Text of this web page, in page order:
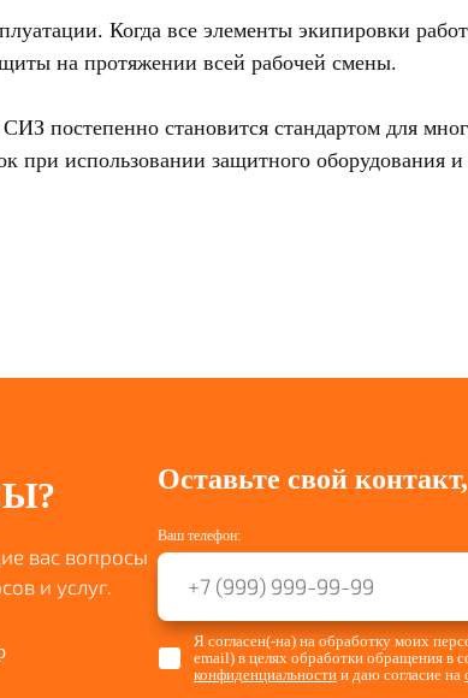
Когда все элементы экипировки
на протяжении всей рабочей смены.
постепенно становится стандартом для
при использовании защитного оборудования
вас вопросы
и услуг.
Оставьте свой
Ваш телефон:
Я согласен(-на) на обработку моих
email) в целях обработки обращения в
конфиденциальностии даю согласие на